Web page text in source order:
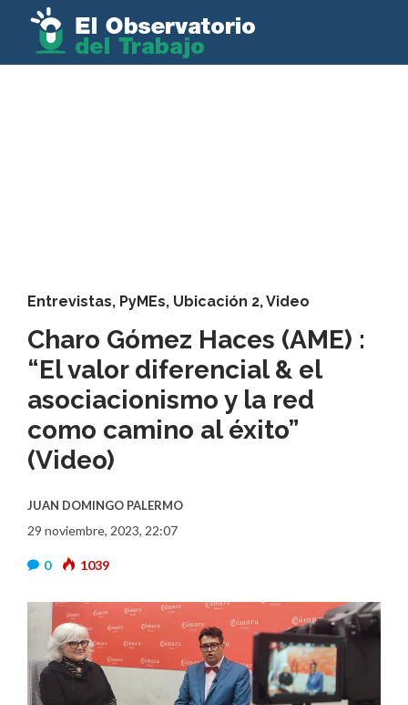
Entrevistas, PyMEs, Ubicación 2,Video
Charo Gómez Haces (AME) :
“El valor diferencial & el
asociacionismo y la red
como camino al éxito”
(Video)
JUAN DOMINGO PALERMO
29 noviembre, 2023, 22:07
0 1039